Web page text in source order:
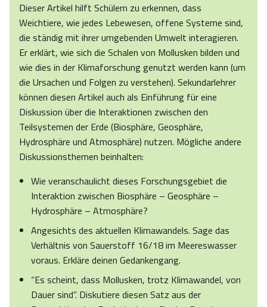
Dieser Artikel hilft Schülern zu erkennen, dass
Weichtiere, wie jedes Lebewesen, offene Systeme sind,
die ständig mit ihrer umgebenden Umwelt interagieren.
Er erklärt, wie sich die Schalen von Mollusken bilden und
wie dies in der Klimaforschung genutzt werden kann (um
die Ursachen und Folgen zu verstehen). Sekundarlehrer
können diesen Artikel auch als Einführung für eine
Diskussion über die Interaktionen zwischen den
Teilsystemen der Erde (Biosphäre, Geosphäre,
Hydrosphäre und Atmosphäre) nutzen. Mögliche andere
Diskussionsthemen beinhalten:
Wie veranschaulicht dieses Forschungsgebiet die
Interaktion zwischen Biosphäre – Geosphäre –
Hydrosphäre – Atmosphäre?
Angesichts des aktuellen Klimawandels. Sage das
Verhältnis von Sauerstoff 16/18 im Meereswasser
voraus. Erkläre deinen Gedankengang.
“Es scheint, dass Mollusken, trotz Klimawandel, von
Dauer sind”. Diskutiere diesen Satz aus der